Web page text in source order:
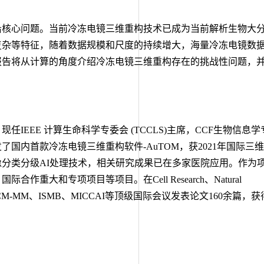
心问题。当前冷冻电镜三维重构技术已成为当前解析生物大
等特征，随着数据规模和尺度的持续增大，海量冷冻电镜数
将从计算的角度介绍冷冻电镜三维重构存在的挑战性问题，
任IEEE 计算生命科学专委会 (TCCLS)主席，CCF生物信息学
国内首款冷冻电镜三维重构软件-AuTOM，获2021年国际三
类分级AI处理技术，相关研究成果已在多家医院应用。作为
合作重大和专项项目等项目。在Cell Research、Natural
MM、ISMB、MICCAI等顶级国际会议发表论文160余篇，获